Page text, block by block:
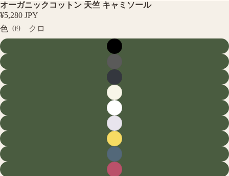
オーガニックコットン 天竺 キャミソール
¥5,280 JPY
色 09 クロ